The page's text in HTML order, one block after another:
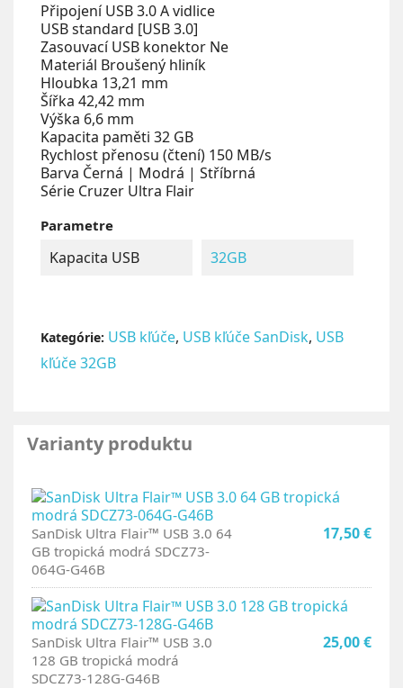
Připojení USB 3.0 A vidlice
USB standard [USB 3.0]
Zasouvací USB konektor Ne
Materiál Broušený hliník
Hloubka 13,21 mm
Šířka 42,42 mm
Výška 6,6 mm
Kapacita paměti 32 GB
Rychlost přenosu (čtení) 150 MB/s
Barva Černá | Modrá | Stříbrná
Série Cruzer Ultra Flair
Parametre
Kapacita USB 32GB
Kategórie: USB kľúče, USB kľúče SanDisk, USB
kľúče 32GB
Varianty produktu
SanDisk Ultra Flair™ USB 3.0 64
GB tropická modrá SDCZ73-
064G-G46B
17,50 €
SanDisk Ultra Flair™ USB 3.0
128 GB tropická modrá
SDCZ73-128G-G46B
25,00 €